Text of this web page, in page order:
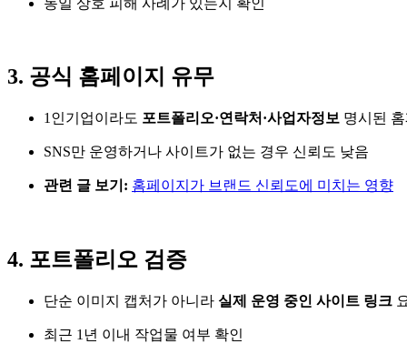
3. 공식 홈페이지 유무
1인기업이라도 포트폴리오·연락처·사업자정보 명시된
SNS만 운영하거나 사이트가 없는 경우 신뢰도 낮음
관련 글 보기: 홈페이지가 브랜드 신뢰도에 미치는 영향
4. 포트폴리오 검증
단순 이미지 캡처가 아니라 실제 운영 중인 사이트 링크
최근 1년 이내 작업물 여부 확인